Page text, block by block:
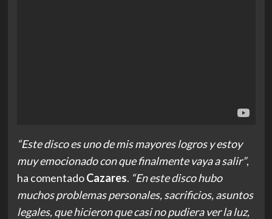
“Este disco es uno de mis mayores logros y estoy
muy emocionado con que finalmente vaya a salir”,
ha comentadoCazares. “En este disco hubo
muchos problemas personales, sacrificios, asuntos
legales, que hicieron que casi no pudiera ver la luz,